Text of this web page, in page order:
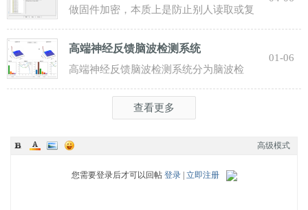
做固件加密，本质上是防止别人读取或复
制你的程序。常见做法分为“芯片级保护 +
软件
高端神经反馈脑波检测系统
高端神经反馈脑波检测系统分为脑波检
测、脑波分析、脑波解码三个部分。 前端
01-06
查看更多
高级模式
您需要登录后才可以回帖 登录| 立即注册